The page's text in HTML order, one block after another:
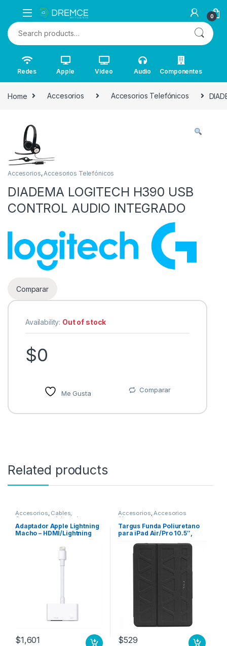
0
Search for:
Redes Apple Video Audio Componentes
Home Accesorios Accesorios Telefónicos
Accesorios, Accesorios Telefónicos
DIADEMA LOGITECH H390 USB
CONTROL AUDIO INTEGRADO
Comparar
Availability: Out of stock
$0
Me Gusta Comparar
Related products
Accesorios, Cables,
Conectores y Adaptadores
Adaptador Apple Lightning
Macho – HDMI/Lightning
para iPod/iPhone/iPad A AV
$1,601
Accesorios,Accesorios
Almacenamiento
Targus Funda Poliuretano
para iPad Air/Pro 10.5″,
PRO/AIR NEGRO
$529